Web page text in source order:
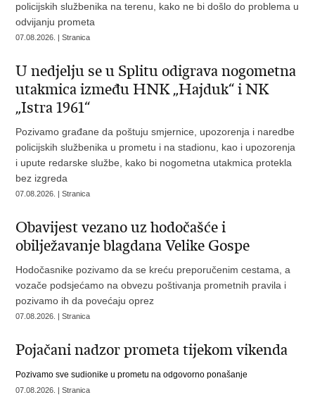
policijskih službenika na terenu, kako ne bi došlo do problema u
odvijanju prometa
07.08.2026. | Stranica
U nedjelju se u Splitu odigrava nogometna
utakmica između HNK „Hajduk“ i NK
„Istra 1961“
Pozivamo građane da poštuju smjernice, upozorenja i naredbe
policijskih službenika u prometu i na stadionu, kao i upozorenja
i upute redarske službe, kako bi nogometna utakmica protekla
bez izgreda
07.08.2026. | Stranica
Obavijest vezano uz hodočašće i
obilježavanje blagdana Velike Gospe
Hodočasnike pozivamo da se kreću preporučenim cestama, a
vozače podsjećamo na obvezu poštivanja prometnih pravila i
pozivamo ih da povećaju oprez
07.08.2026. | Stranica
Pojačani nadzor prometa tijekom vikenda
Pozivamo sve sudionike u prometu na odgovorno ponašanje
07.08.2026. | Stranica